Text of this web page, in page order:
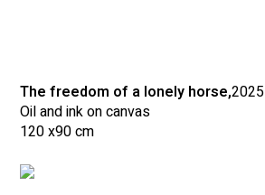
The freedom of a lonely horse,2025
Oil and ink on canvas
120 x90 cm